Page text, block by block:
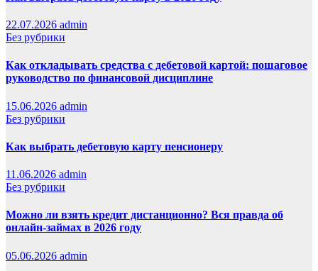
22.07.2026 admin
Без рубрики
Как откладывать средства с дебетовой картой: пошаговое
руководство по финансовой дисциплине
15.06.2026 admin
Без рубрики
Как выбрать дебетовую карту пенсионеру
11.06.2026 admin
Без рубрики
Можно ли взять кредит дистанционно? Вся правда об
онлайн-займах в 2026 году
05.06.2026 admin